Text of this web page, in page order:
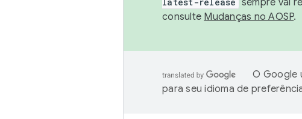
sempre vai
consulte Mudanças no AOSP.
O Google
para seu idioma de